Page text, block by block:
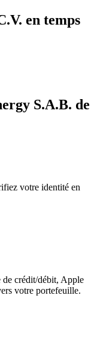
en temps
S.A.B. de
votre identité en
de crédit/débit, Apple
votre portefeuille.